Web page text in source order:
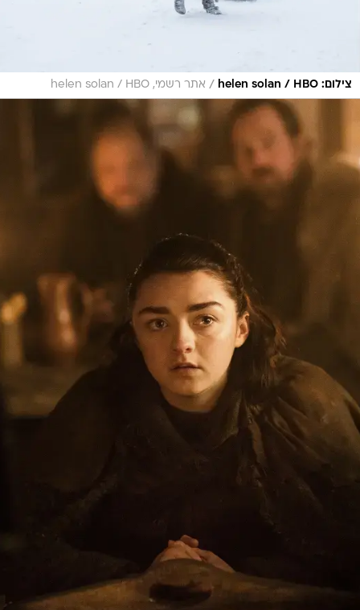
צילום: helen solan / HBO / אתר רשמי, helen solan / HBO